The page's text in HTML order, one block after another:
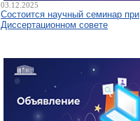
03.12.2025
Состоится научный семинар при
Диссертационном совете